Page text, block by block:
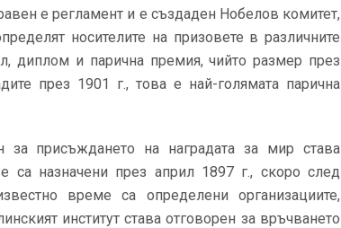
е регламент и е създаден Нобелов комитет,
носителите на призовете в различните
диплом и парична премия, чийто размер през
през 1901 г., това е най-голямата парична
за присъждането на наградата за мир става
са назначени през април 1897 г., скоро след
време са определени организациите,
институт става отговорен за връчването